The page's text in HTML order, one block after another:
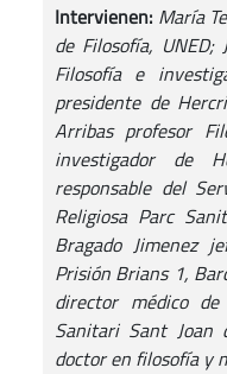
Intervienen: María
de Filosofía,
Filosofía e
presidente de
Arribas profesor
investigador de
responsable del
Religiosa Parc
Bragado Jimenez
Prisión Brians 1,
director médico
Sanitari Sant Joan
doctor en filosofía y